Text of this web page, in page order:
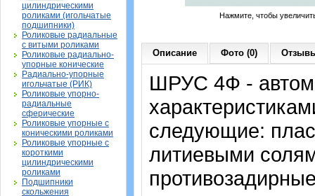
цилиндрическими
роликами (игольчатые
подшипники)
Роликовые радиальные
с витыми роликами
Роликовые радиально-
упорные конические
Радиально-упорные
игольчатые (РИК)
Роликовые упорно-
радиальные
сферические
Роликовые упорные с
коническими роликами
Роликовые упорные с
короткими
цилиндрическими
роликами
Подшипники
скольжения
Нажмите, чтобы
Описание Фото (0)
ШРУС 4Ф -
следующие:
литиевыми